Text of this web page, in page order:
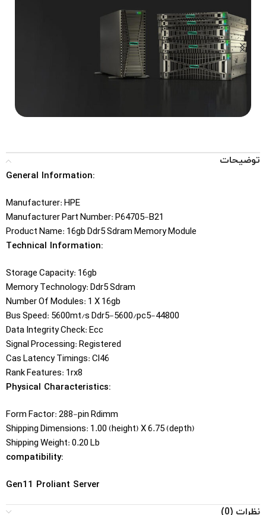
SERVERSتوضیحات
General Information:
Manufacturer: HPE
Manufacturer Part Number: P64705-B21
Product Name: 16gb Ddr5 Sdram Memory Module
Technical Information:
Storage Capacity: 16gb
Memory Technology: Ddr5 Sdram
Number Of Modules: 1 X 16gb
Bus Speed: 5600mt/s Ddr5-5600/pc5-44800
Data Integrity Check: Ecc
Signal Processing: Registered
Cas Latency Timings: Cl46
Rank Features: 1rx8
Physical Characteristics:
Form Factor: 288-pin Rdimm
Shipping Dimensions: 1.00 (height) X 6.75 (depth)
Shipping Weight: 0.20 Lb
compatibility:
Gen11 Proliant Server
نظرات (0)